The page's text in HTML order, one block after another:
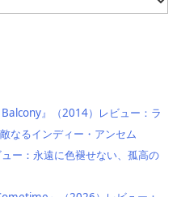
』（2014）レビュー：ラ
なるインディー・アンセム
ー：永遠に色褪せない、孤高の